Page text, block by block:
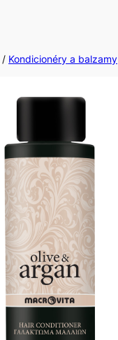
/ Kondicionéry a balzamy